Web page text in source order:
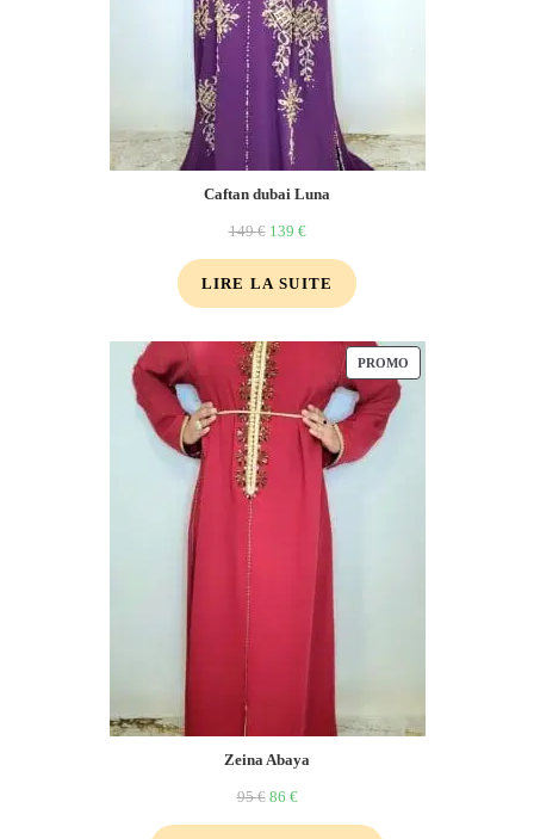
Caftan dubai Luna
149€ 139 €
LIRE LA SUITE
PROMO
Zeina Abaya
95€ 86 €